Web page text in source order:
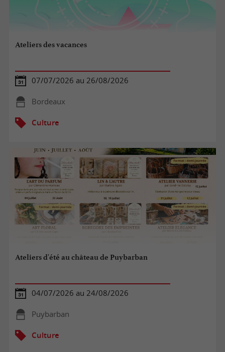
Ateliers des vacances
07/07/2026 au 26/08/2026
Bordeaux
Culture
Ateliers d'été au château de Puybarban
04/07/2026 au 24/08/2026
Puybarban
Culture